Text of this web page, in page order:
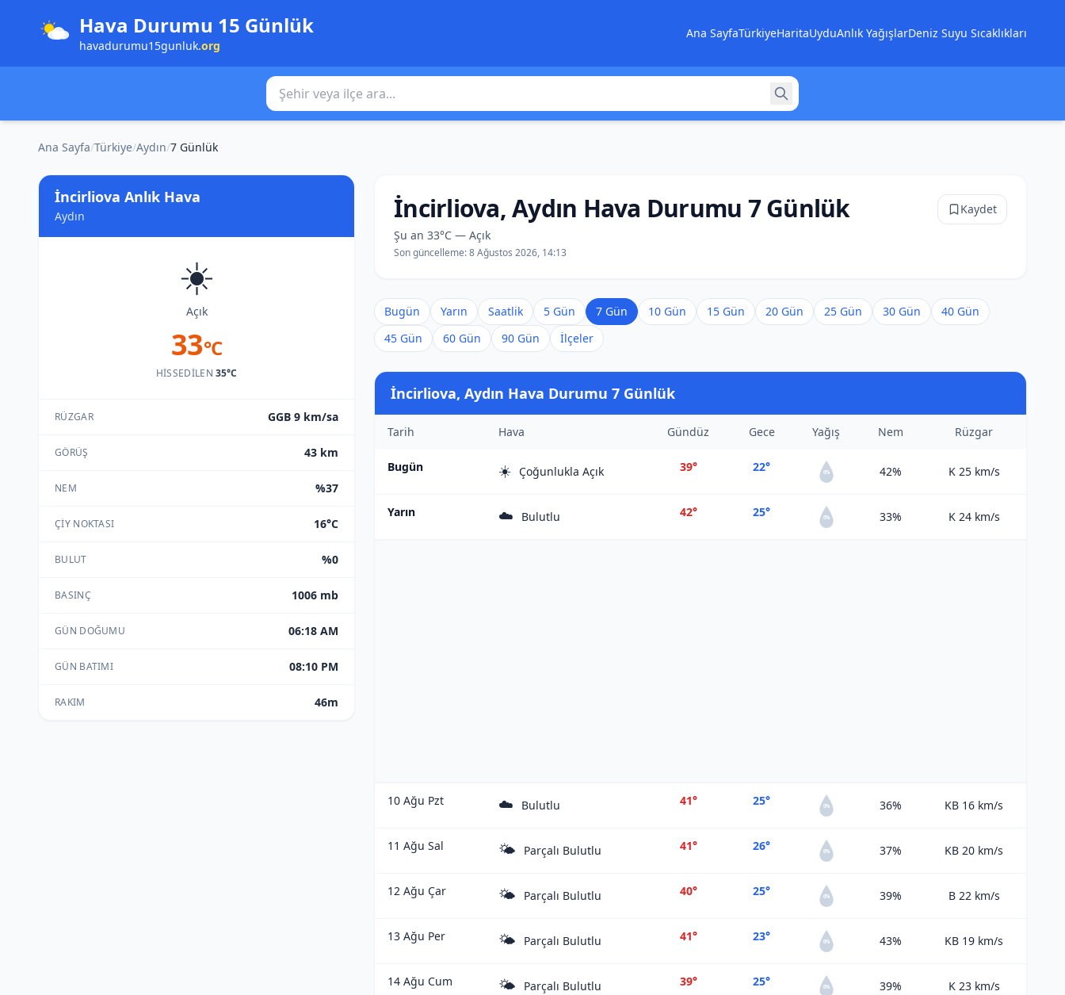
Hava Durumu 15 Günlük
havadurumu15gunluk.org
Ana SayfaTürkiyeHaritaUyduAnlık YağışlarDeniz Suyu Sıcaklıkları
Şehir veya ilçe ara
Ana Sayfa/Türkiye/Aydın/7 Günlük
İncirliova Anlık Hava
Aydın
☀️
Açık
33°C
HISSEDILEN35°C
RÜZGAR GGB 9 km/sa
GÖRÜŞ 43 km
NEM %37
ÇIY NOKTASI 16°C
BULUT %0
BASINÇ 1006 mb
GÜN DOĞUMU 06:18 AM
GÜN BATIMI 08:10 PM
RAKIM 46m
İncirliova, Aydın Hava Durumu 7 Günlük
Şu an 33°C — Açık
Son güncelleme:8 Ağustos 2026, 14:13
Kaydet
Bugün Yarın Saatlik 5 Gün 7 Gün 10 Gün 15 Gün 20 Gün 25 Gün 30 Gün
40 Gün
45 Gün
60 Gün 90 Gün İlçeler
İncirliova, Aydın Hava Durumu 7 Günlük
Tarih Hava Gündüz Gece Yağış Nem Rüzgar
Bugün ☀️ Çoğunlukla Açık 39° 22° 0% 42% K 25 km/s
Yarın ☁️ Bulutlu 42° 25° 0% 33% K 24 km/s
10 Ağu Pzt ☁️ Bulutlu 41° 25° 0% 36% KB 16 km/s
11 Ağu Sal 🌤️ Parçalı Bulutlu 41° 26° 0% 37% KB 20 km/s
12 Ağu Çar 🌤️ Parçalı Bulutlu 40° 25° 0% 39% B 22 km/s
13 Ağu Per 🌤️ Parçalı Bulutlu 41° 23° 0% 43% KB 19 km/s
14 Ağu Cum 🌤️ Parçalı Bulutlu 39° 25° 0% 39% K 23 km/s